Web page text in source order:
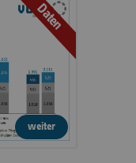
Daten
weiter